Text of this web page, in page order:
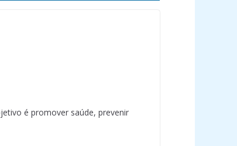
é promover saúde, prevenir